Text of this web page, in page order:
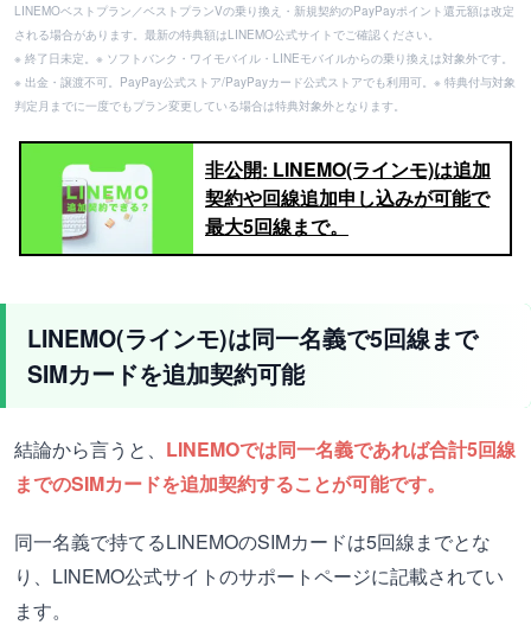
LINEMOベストプラン／ベストプランVの乗り換え・新規契約のPayPayポイント還元額は改定
される場合があります。最新の特典額はLINEMO公式サイトでご確認ください。
※ 終了日未定。※ ソフトバンク・ワイモバイル・LINEモバイルからの乗り換えは対象外です。
※ 出金・譲渡不可。PayPay公式ストア/PayPayカード公式ストアでも利用可。※ 特典付与対象
判定月までに一度でもプラン変更している場合は特典対象外となります。
非公開: LINEMO(ラインモ)は追加
契約や回線追加申し込みが可能で
最大5回線まで。
LINEMO(ラインモ)は同一名義で5回線まで
SIMカードを追加契約可能
結論から言うと、 LINEMOでは同一名義であれば合計5回線
までのSIMカードを追加契約することが可能です。
同一名義で持てるLINEMOのSIMカードは5回線までとな
り、LINEMO公式サイトのサポートページに記載されてい
ます。